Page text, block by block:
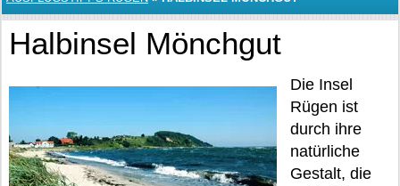
Halbinsel Mönchgut
Die Insel
Rügen ist
durch ihre
natürliche
Gestalt, die